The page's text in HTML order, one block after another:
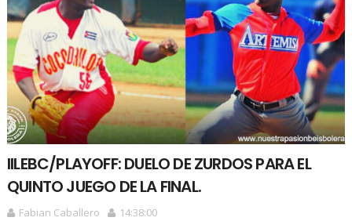
IILEBC/PLAYOFF: DUELO DE ZURDOS PARA EL
QUINTO JUEGO DE LA FINAL.
Fabian Caballero
14:38:00